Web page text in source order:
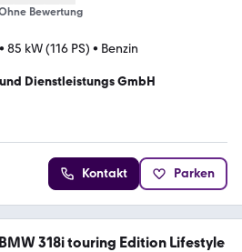
Bewertung
• 85 kW (116 PS) • Benzin
Dienstleistungs GmbH
Kontakt Parken
BMW 318i touring Edition Lifestyle